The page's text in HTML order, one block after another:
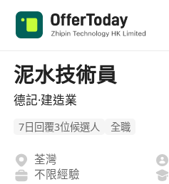
泥水技術員
德記·建造業
7日回覆3位候選人 全職
荃灣
不限經驗